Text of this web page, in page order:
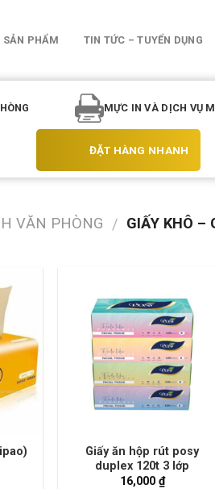
SẢN PHẨM TIN TỨC – TUYỂN DỤNG
MỰC IN VÀ DỊCH VỤ
ĐẶT HÀNG NHANH
VĂN PHÒNG / GIẤY KHÔ –
Giấy ăn hộp rút posy
duplex 120t 3 lớp
16,000 ₫